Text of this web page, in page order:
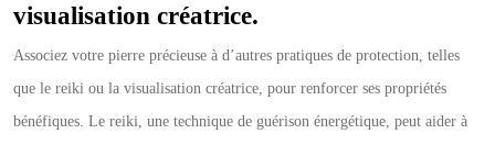
visualisation créatrice.
Associez votre pierre précieuse à d’autres pratiques de protection, telles
que le reiki ou la visualisation créatrice, pour renforcer ses propriétés
bénéfiques. Le reiki, une technique de guérison énergétique, peut aider à